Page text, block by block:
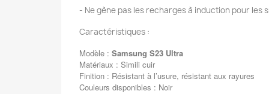
- Ne gène pas les recharges à induction pour les
Caractéristiques :
Modèle : Samsung S23 Ultra
Matériaux : Simili cuir
Finition : Résistant à l’usure, résistant aux rayures
Couleurs disponibles : Noir